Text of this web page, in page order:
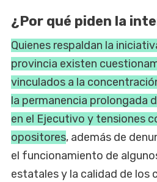
¿Por qué piden la
Quienes respaldan la
provincia existen
vinculados a la
la permanencia prolongada
en el Ejecutivo y tensiones
opositores, además de
el funcionamiento de
estatales y la calidad de los